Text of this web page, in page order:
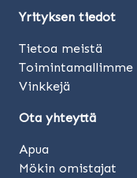
Yrityksen tiedot
Tietoa meistä
Toimintamallimme
Vinkkejä
Ota yhteyttä
Apua
Mökin omistajat